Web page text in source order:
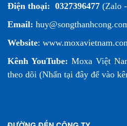
Điện thoại: 0327396477 (Zalo
Email:
Website:
Kênh YouTube: Moxa Việt
theo dõi (Nhấn tại đây để vào